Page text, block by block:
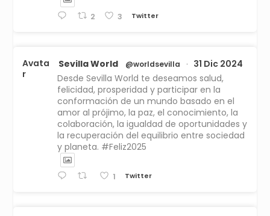
2 3 Twitter
Avata
r
Sevilla World @worldsevilla ·
31 Dic 2024
Desde Sevilla World te deseamos salud,
felicidad, prosperidad y participar en la
conformación de un mundo basado en el
amor al prójimo, la paz, el conocimiento, la
colaboración, la igualdad de oportunidades y
la recuperación del equilibrio entre sociedad
y planeta. #Feliz2025
1 Twitter